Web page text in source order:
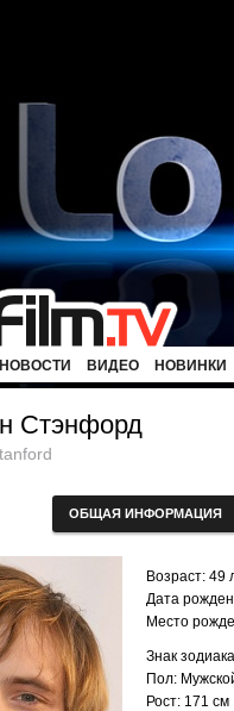
НОВОСТИ ВИДЕО НОВИНКИ
Стэнфорд
ОБЩАЯ ИНФОРМАЦИЯ
Возраст: 49
Дата
Место
Знак
Пол:
Рост: 171 см